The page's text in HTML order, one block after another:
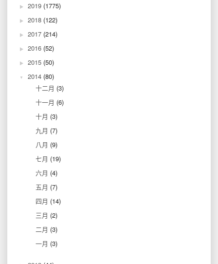
2019 (1775)
2018 (122)
2017 (214)
2016 (52)
2015 (50)
2014 (80)
十二月 (3)
十一月 (6)
十月 (3)
九月 (7)
八月 (9)
七月 (19)
六月 (4)
五月 (7)
四月 (14)
三月 (2)
二月 (3)
一月 (3)